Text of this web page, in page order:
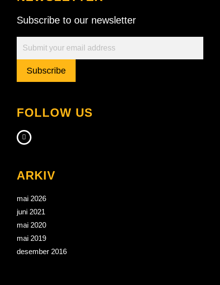
Subscribe to our newsletter
Subscribe
FOLLOW US
ARKIV
mai 2026
juni 2021
mai 2020
mai 2019
desember 2016